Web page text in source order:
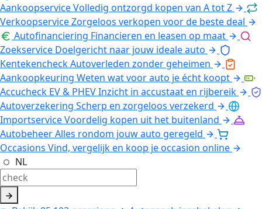
AankoopserviceVolledig ontzorgd kopen van A tot Z
VerkoopserviceZorgeloos verkopen voor de beste deal
Autofinanciering Financieren en leasen op maat
Zoekservice Doelgericht naar jouw ideale auto
KentekencheckAutoverleden zonder geheimen
Aankoopkeuring Weten wat voor auto je écht koopt
Accucheck EV & PHEVInzicht in accustaat en rijbereik
Autoverzekering Scherp en zorgeloos verzekerd
ImportserviceVoordelig kopen uit het buitenland
AutobeheerAlles rondom jouw auto geregeld
Occasions Vind, vergelijk en koop je occasion online
NL